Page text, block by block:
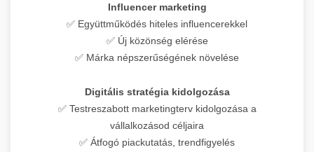
Influencer marketing
✅ Együttműködés hiteles influencerekkel
✅ Új közönség elérése
✅ Márka népszerűségének növelése
Digitális stratégia kidolgozása
✅ Testreszabott marketingterv kidolgozása a
vállalkozásod céljaira
✅ Átfogó piackutatás, trendfigyelés